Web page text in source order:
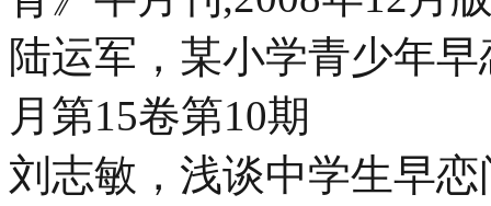
陆运军，某小学青少年
月第15卷第10期
刘志敏，浅谈中学生早